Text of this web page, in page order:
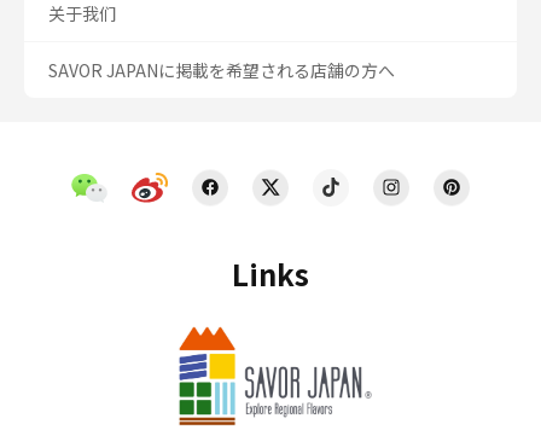
Links
关于我们
SAVOR JAPANに掲載を希望される店舗の方へ